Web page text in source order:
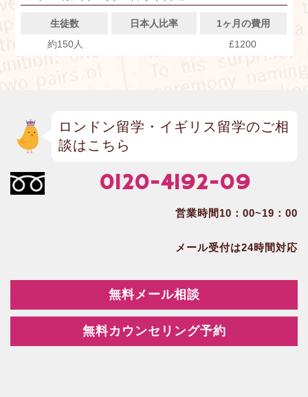
生徒数 日本人比率
1ヶ月の費用
約150人
£1200
ロンドン留学・イギリス留学のご相
談はこちら
0120-4192-09
営業時間10：00~19：00
メール受付は24時間対応
無料メール相談
無料カウンセリング予約